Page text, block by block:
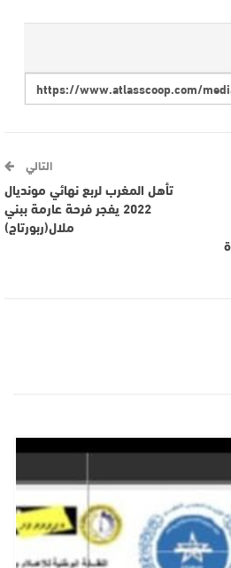
التالي
تأهل المغرب لربع نهائي مونديال
2022 يفجر فرحة عارمة ببني
ملال(ربورتاج)